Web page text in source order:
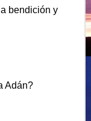
bendición y
Adán?